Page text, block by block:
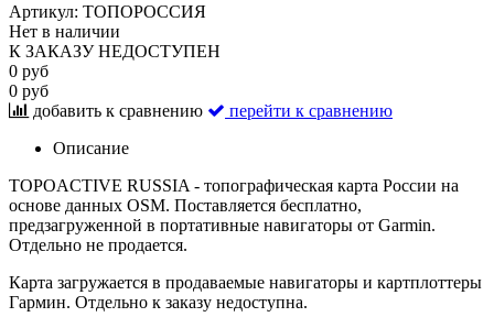
Артикул: ТОПОРОССИЯ
Нет в наличии
К ЗАКАЗУ НЕДОСТУПЕН
0 руб
0 руб
добавить к сравнению
перейти к сравнению
Описание
TOPOACTIVE RUSSIA - топографическая карта России на
основе данных OSM. Поставляется бесплатно,
предзагруженной в портативные навигаторы от Garmin.
Отдельно не продается.
Карта загружается в продаваемые навигаторы и картплоттеры
Гармин. Отдельно к заказу недоступна.